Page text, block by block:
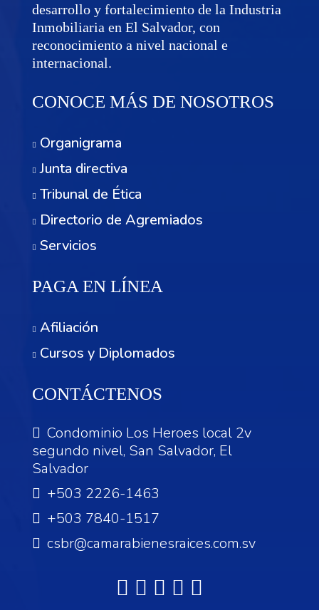
desarrollo y fortalecimiento de la Industria
Inmobiliaria en El Salvador, con
reconocimiento a nivel nacional e
internacional.
CONOCE MÁS DE NOSOTROS
Organigrama
Junta directiva
Tribunal de Ética
Directorio de Agremiados
Servicios
PAGA EN LÍNEA
Afiliación
Cursos y Diplomados
CONTÁCTENOS
Condominio Los Heroes local 2v
segundo nivel, San Salvador, El
Salvador
+503 2226-1463
+503 7840-1517
csbr@camarabienesraices.com.sv